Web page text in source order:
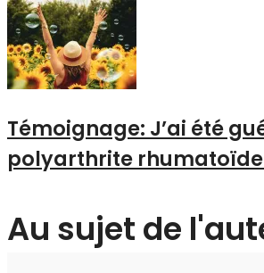
Témoignage: J’ai été
polyarthrite
Au sujet de